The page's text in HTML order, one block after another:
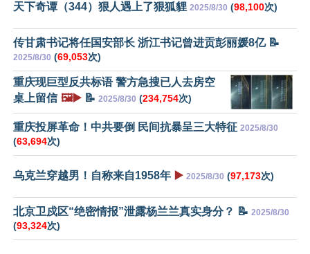
天下奇谭（344）狠人遇上了狠狐貍 2025/8/30 (98,100次)
传甘肃书记将任国安部长 浙江书记曾进贡彭丽媛8亿 📝
2025/8/30 (69,053次)
重庆现巨型反共标语 警方急搜已人去房空
桌上留信 🖼️▶️ 📝 2025/8/30 (234,754次)
重庆投屏革命！中共要倒 民间抗暴呈三大特征 2025/8/30
(63,694次)
乌克兰穿越男！自称来自1958年 ▶️ 2025/8/30 (97,173次)
北京卫戍区“绝密情报”泄露杨兰兰真实身分？ 📝 2025/8/30
(93,324次)